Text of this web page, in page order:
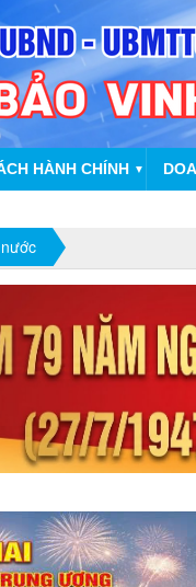
HÀNH CHÍNH ▼